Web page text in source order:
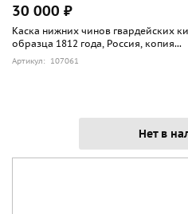
30 000 ₽
Каска нижних чинов гвардейских
образца 1812 года, Россия, копия...
Артикул: 107061
Нет в